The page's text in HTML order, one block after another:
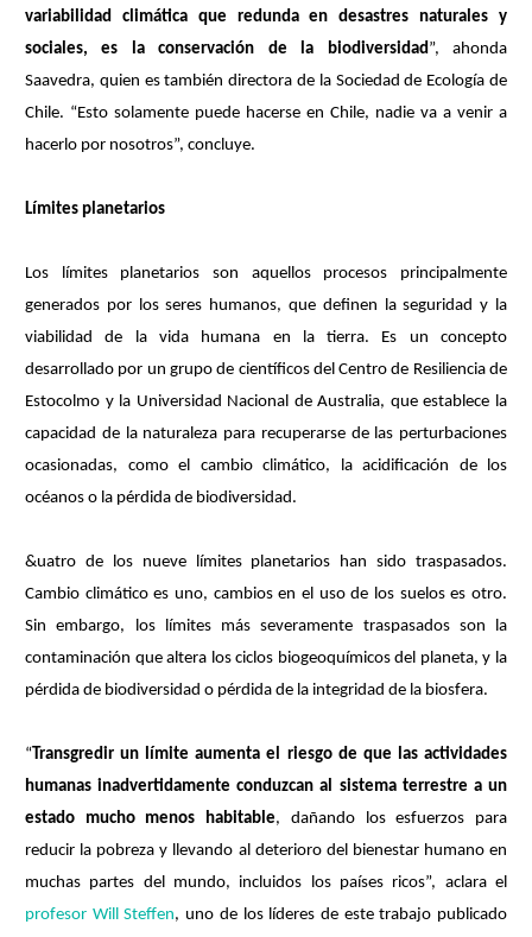
variabilidad climática que redunda en desastres naturales y
sociales, es la conservación de la biodiversidad”, ahonda
Saavedra, quien es también directora de la Sociedad de Ecología de
Chile. “Esto solamente puede hacerse en Chile, nadie va a venir a
hacerlo por nosotros”, concluye.
Límites planetarios
Los límites planetarios son aquellos procesos principalmente
generados por los seres humanos, que definen la seguridad y la
viabilidad de la vida humana en la tierra. Es un concepto
desarrollado por un grupo de científicos del Centro de Resiliencia de
Estocolmo y la Universidad Nacional de Australia, que establece la
capacidad de la naturaleza para recuperarse de las perturbaciones
ocasionadas, como el cambio climático, la acidificación de los
océanos o la pérdida de biodiversidad.
&uatro de los nueve límites planetarios han sido traspasados.
Cambio climático es uno, cambios en el uso de los suelos es otro.
Sin embargo, los límites más severamente traspasados son la
contaminación que altera los ciclos biogeoquímicos del planeta, y la
pérdida de biodiversidad o pérdida de la integridad de la biosfera.
“ Transgredir un límite aumenta el riesgo de que las actividades
humanas inadvertidamente conduzcan al sistema terrestre a un
estado mucho menos habitable, dañando los esfuerzos para
reducir la pobreza y llevando al deterioro del bienestar humano en
muchas partes del mundo, incluidos los países ricos”, aclara el
profesor Will Steffen, uno de los líderes de este trabajo publicado